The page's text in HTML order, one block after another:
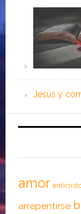
Jesús y
amor
arrepentirse